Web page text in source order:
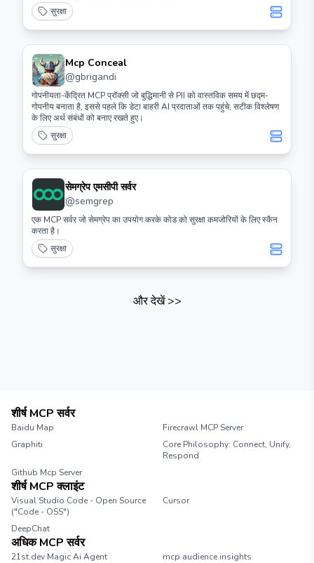
सुरक्षा
Mcp Conceal
@gbrigandi
गोपनीयता-केंद्रित MCP प्रॉक्सी जो बुद्धिमानी से PII को वास्तविक समय में छद्म-
गोपनीय बनाता है, इससे पहले कि डेटा बाहरी AI प्रदाताओं तक पहुंचे, सटीक विश्लेषण
के लिए अर्थ संबंधों को बनाए रखते हुए।
सुरक्षा
सेमग्रेप एमसीपी सर्वर
@semgrep
एक MCP सर्वर जो सेमग्रेप का उपयोग करके कोड को सुरक्षा कमजोरियों के लिए स्कैन
करता है।
सुरक्षा
और देखें>>
शीर्ष MCP सर्वर
Baidu Map
Firecrawl MCP Server
Graphiti
Core Philosophy: Connect, Unify,
Respond
Github Mcp Server
शीर्ष MCP क्लाइंट
Visual Studio Code - Open Source
("Code - OSS")
Cursor
DeepChat
अधिक MCP सर्वर
21st.dev Magic Ai Agent
mcp audience insights